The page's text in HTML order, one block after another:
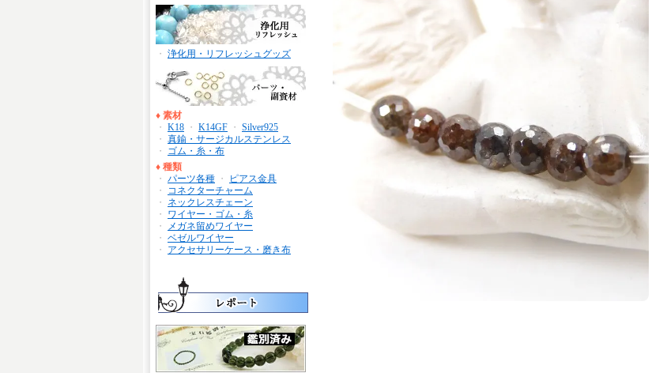
・ 浄化用・リフレッシュグッズ
♦ 素材
・ K18 ・ K14GF ・ Silver925
・ 真鍮・サージカルステンレス
・
ゴム・糸・布
♦ 種類
・ パーツ各種 ・
ピアス金具
・
コネクターチャーム
・
ネックレスチェーン
・
ワイヤー・ゴム・糸
・
メガネ留めワイヤー
・ ベゼルワイヤー
・
アクセサリーケース・磨き布